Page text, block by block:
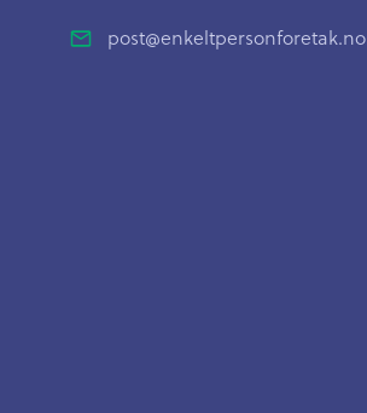
post@enkeltpersonforetak.no